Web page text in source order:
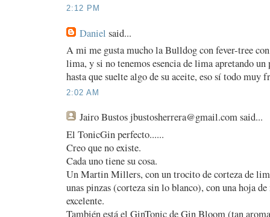
2:12 PM
Daniel said...
A mi me gusta mucho la Bulldog con fever-tree con
lima, y si no tenemos esencia de lima apretando
hasta que suelte algo de su aceite, eso sí todo muy
2:02 AM
Jairo Bustos jbustosherrera@gmail.comsaid...
El TonicGin perfecto......
Creo que no existe.
Cada uno tiene su cosa.
Un Martin Millers, con un trocito de corteza de
unas pinzas (corteza sin lo blanco), con una hoja
excelente.
También está el GinTonic de Gin Bloom (tan